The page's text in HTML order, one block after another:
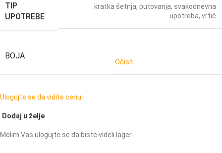
TIP
UPOTREBE
kratka šetnja, putovanja, svakodnevna
upotreba, vrtić
BOJA
Očisti
Ulogujte se da vidite cenu
Dodaj u želje
Molim Vas ulogujte se da biste videli lager.